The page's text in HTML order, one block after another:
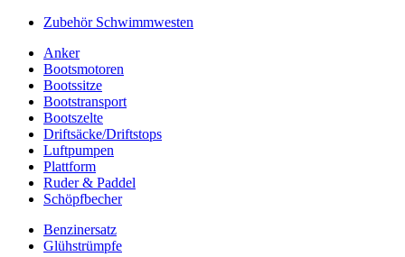
Zubehör Schwimmwesten
Anker
Bootsmotoren
Bootssitze
Bootstransport
Bootszelte
Driftsäcke/Driftstops
Luftpumpen
Plattform
Ruder & Paddel
Schöpfbecher
Benzinersatz
Glühstrümpfe